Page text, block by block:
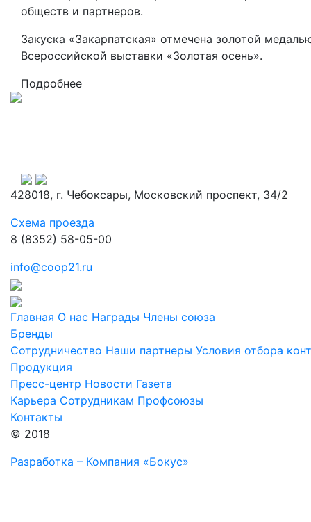
обществ и партнеров.
Закуска «Закарпатская» отмечена золотой
Всероссийской выставки «Золотая осень».
Подробнее
428018, г. Чебоксары, Московский проспект, 34/2
Схема проезда
8 (8352) 58-05-00
info@coop21.ru
Главная О нас Награды Члены союза
Бренды
Сотрудничество Наши партнеры Условия отбора
Продукция
Пресс-центр Новости Газета
Карьера Сотрудникам Профсоюзы
Контакты
© 2018
Разработка – Компания «Бокус»